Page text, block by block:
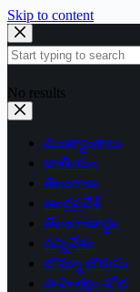
Skip to content
No results
ముఖ్యాంశాలు
జాతీయం
తెలంగాణ
ఆంధ్రప్రదేశ్
తెలంగాణార్థం
సన్నివేశం
బొమ్మా బొరుసు
సాహిత్యం-శోభ